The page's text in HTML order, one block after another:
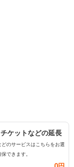
ケットなどの延長
のサービスはこちらをお選
できます。